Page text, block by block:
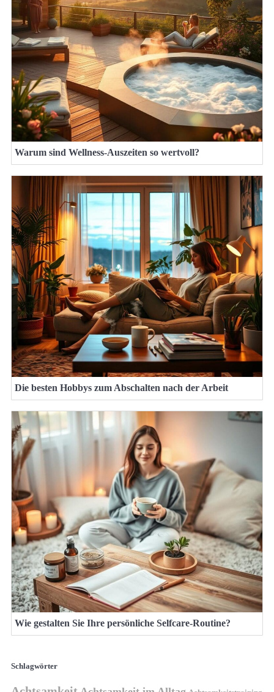
Warum sind Wellness-Auszeiten so wertvoll?
Die besten Hobbys zum Abschalten nach der Arbeit
Wie gestalten Sie Ihre persönliche Selfcare-Routine?
Schlagwörter